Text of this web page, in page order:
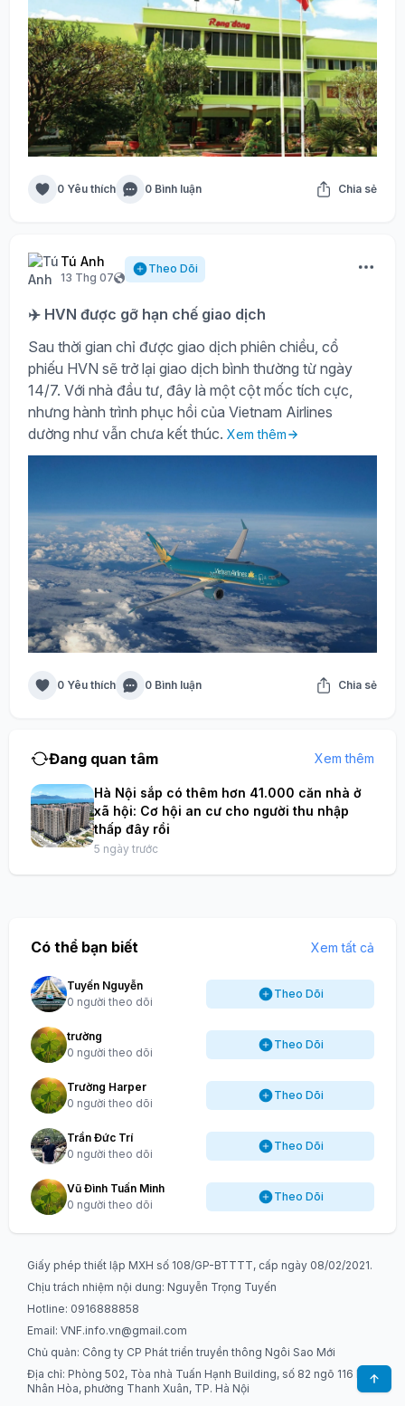
0 Yêu thích 0 Bình luận Chia sẻ
Tú Anh
13 Thg 07
Theo Dõi
✈️ HVN được gỡ hạn chế giao dịch
Sau thời gian chỉ được giao dịch phiên chiều, cổ
phiếu HVN sẽ trở lại giao dịch bình thường từ ngày
14/7. Với nhà đầu tư, đây là một cột mốc tích cực,
nhưng hành trình phục hồi của Vietnam Airlines
dường như vẫn chưa kết thúc. Xem thêm
0 Yêu thích 0 Bình luận Chia sẻ
Đang quan tâm Xem thêm
Hà Nội sắp có thêm hơn 41.000 căn nhà ở
xã hội: Cơ hội an cư cho người thu nhập
thấp đây rồi
5 ngày trước
Có thể bạn biết Xem tất cả
Tuyến Nguyễn
0 người theo dõi
Theo Dõi
trường
0 người theo dõi
Theo Dõi
Trường Harper
0 người theo dõi
Theo Dõi
Trần Đức Trí
0 người theo dõi
Theo Dõi
Vũ Đình Tuấn Minh
0 người theo dõi
Theo Dõi
Giấy phép thiết lập MXH số 108/GP-BTTTT, cấp ngày 08/02/2021.
Chịu trách nhiệm nội dung: Nguyễn Trọng Tuyến
Hotline: 0916888858
Email: VNF.info.vn@gmail.com
Chủ quản: Công ty CP Phát triển truyền thông Ngôi Sao Mới
Địa chỉ: Phòng 502, Tòa nhà Tuấn Hạnh Building, số 82 ngõ 116 Phố
Nhân Hòa, phường Thanh Xuân, TP. Hà Nội